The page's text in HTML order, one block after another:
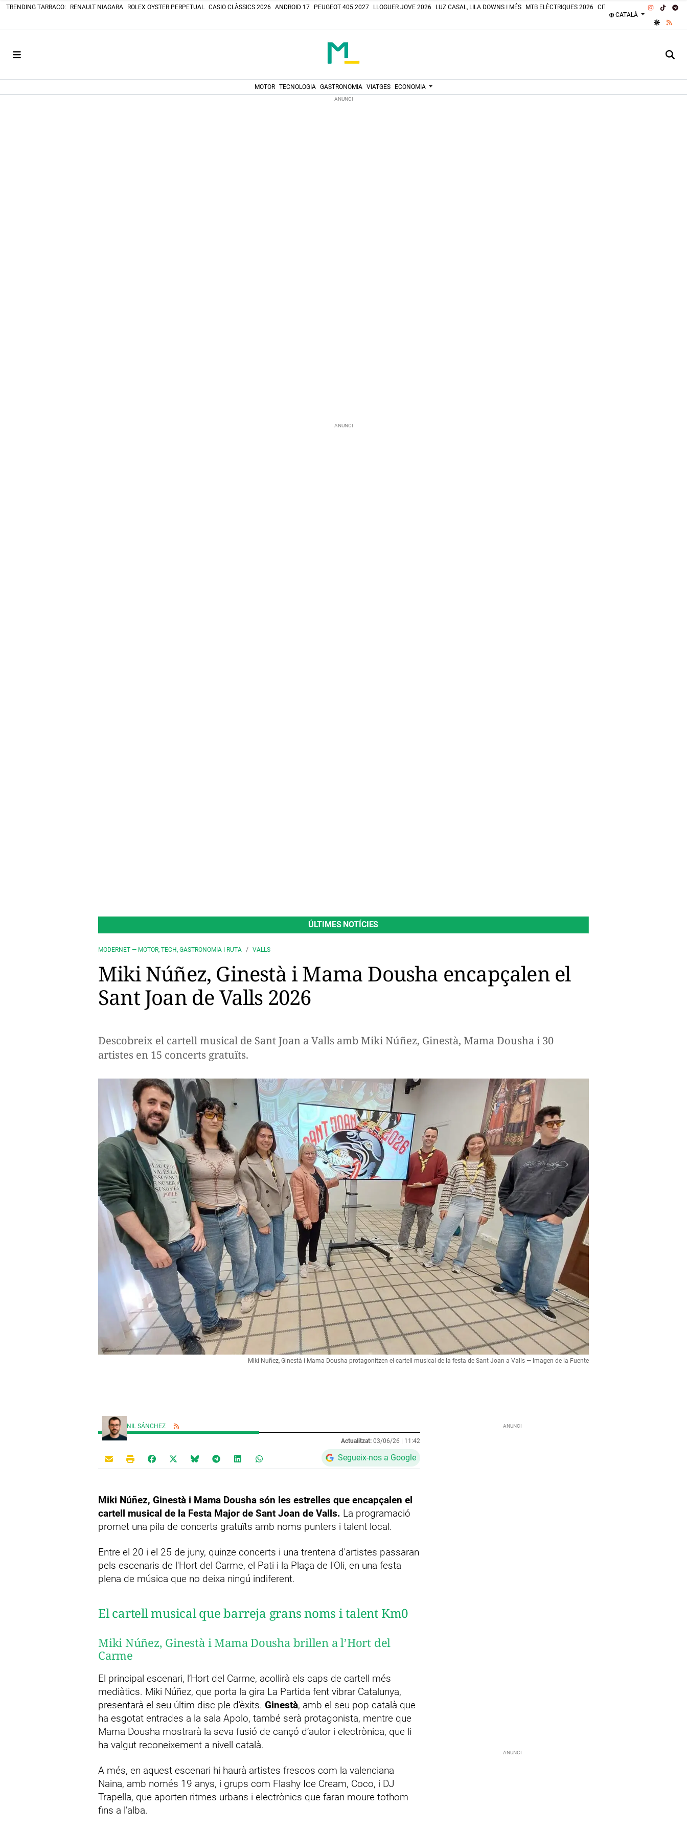
TRENDING TARRACO: RENAULT NIAGARA ROLEX OYSTER PERPETUAL CASIO CLÀSSICS 2026 ANDROID 17 PEUGEOT 405 2027 LLOGUER JOVE 2026 LUZ CASAL, LILA DOWNS I MÉS MTB ELÈCTRIQUES 2026 CITROËN 2CV 2026
PLATGES
CATALÀ
INSTAGRAM
TIKTOK
GOOGLE
RSS
MOTOR TECNOLOGIA GASTRONOMIA VIATGES ECONOMIA
ÚLTIMES NOTÍCIES
MODERNET — MOTOR, TECH, GASTRONOMIA I RUTA VALLS
Miki Núñez, Ginestà i Mama Dousha encapçalen el
Sant Joan de Valls 2026
Descobreix el cartell musical de Sant Joan a Valls amb Miki Núñez, Ginestà, Mama Dousha i 30
artistes en 15 concerts gratuïts.
Miki Nuñez, Ginestà i Mama Dousha protagonitzen el cartell musical de la festa de Sant Joan a Valls — Imagen de la Fuente
NIL SÁNCHEZ
Actualitzat: 03/06/26 | 11:42
Segueix-nos a Google
Miki Núñez, Ginestà i Mama Dousha són les estrelles que encapçalen el
cartell musical de la Festa Major de Sant Joan de Valls. La programació
promet una pila de concerts gratuïts amb noms punters i talent local.
Entre el 20 i el 25 de juny, quinze concerts i una trentena d'artistes passaran
pels escenaris de l'Hort del Carme, el Pati i la Plaça de l'Oli, en una festa
plena de música que no deixa ningú indiferent.
El cartell musical que barreja grans noms i talent Km0
Miki Núñez, Ginestà i Mama Dousha brillen a l’Hort del
Carme
El principal escenari, l’Hort del Carme, acollirà els caps de cartell més
mediàtics. Miki Núñez, que porta la gira La Partida fent vibrar Catalunya,
presentarà el seu últim disc ple d’èxits. Ginestà, amb el seu pop català que
ha esgotat entrades a la sala Apolo, també serà protagonista, mentre que
Mama Dousha mostrarà la seva fusió de cançó d’autor i electrònica, que li
ha valgut reconeixement a nivell català.
A més, en aquest escenari hi haurà artistes frescos com la valenciana
Naina, amb només 19 anys, i grups com Flashy Ice Cream, Coco, i DJ
Trapella, que aporten ritmes urbans i electrònics que faran moure tothom
fins a l’alba.